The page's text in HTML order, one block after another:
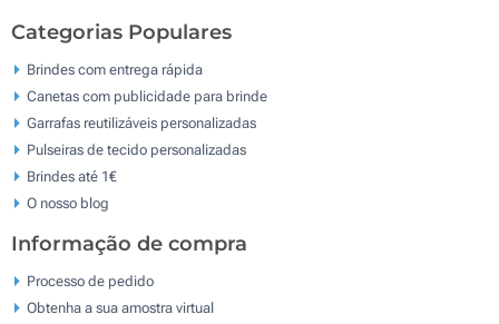
Categorias Populares
Brindes com entrega rápida
Canetas com publicidade para brinde
Garrafas reutilizáveis personalizadas
Pulseiras de tecido personalizadas
Brindes até 1€
O nosso blog
Informação de compra
Processo de pedido
Obtenha a sua amostra virtual